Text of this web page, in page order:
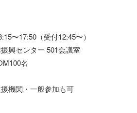
〜17:50（受付12:45〜）
興センター 501会議室
名
機関・一般参加も可